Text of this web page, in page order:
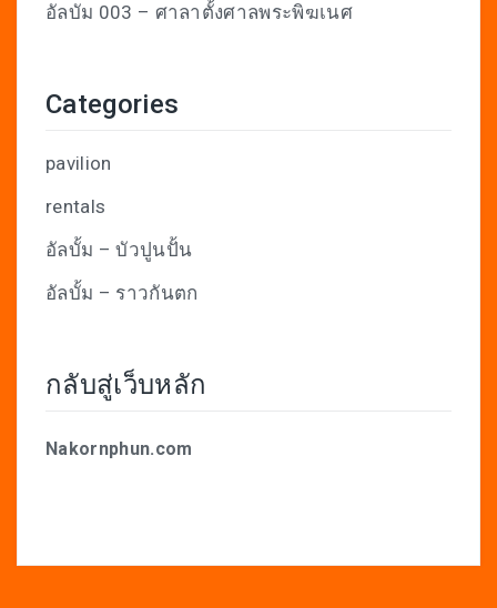
อัลบัม 003 – ศาลาตั้งศาลพระพิฆเนศ
Categories
pavilion
rentals
อัลบั้ม – บัวปูนปั้น
อัลบั้ม – ราวกันตก
กลับสู่เว็บหลัก
Nakornphun.com